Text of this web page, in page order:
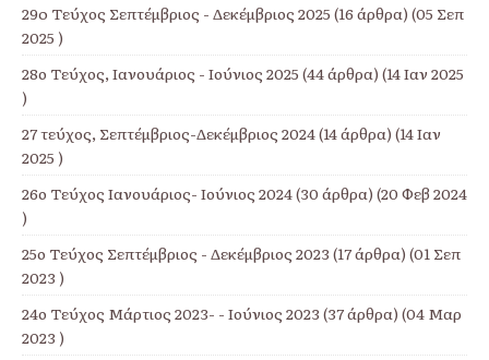
29o Τεύχος Σεπτέμβριος - Δεκέμβριος 2025 (16 άρθρα) (05 Σεπ
2025 )
28ο Τεύχος, Ιανουάριος - Ιούνιος 2025 (44 άρθρα) (14 Ιαν 2025
)
27 τεύχος, Σεπτέμβριος-Δεκέμβριος 2024(14 άρθρα) (14 Ιαν
2025 )
26ο Τεύχος Ιανουάριος- Ιούνιος 2024(30 άρθρα) (20 Φεβ 2024
)
25ο Τεύχος Σεπτέμβριος - Δεκέμβριος 2023 (17 άρθρα) (01 Σεπ
2023 )
24ο Τεύχος Μάρτιος 2023- - Ιούνιος 2023 (37 άρθρα) (04 Μαρ
2023 )